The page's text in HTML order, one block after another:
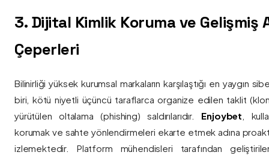
3. Dijital Kimlik Koruma ve Gelişmiş
Çeperleri
Bilinirliği yüksek kurumsal markaların karşılaştığı en yaygın
biri, kötü niyetli üçüncü taraflarca organize edilen taklit
yürütülen oltalama (phishing) saldırılarıdır. Enjoybet ,
korumak ve sahte yönlendirmeleri ekarte etmek adına
izlemektedir. Platform mühendisleri tarafından